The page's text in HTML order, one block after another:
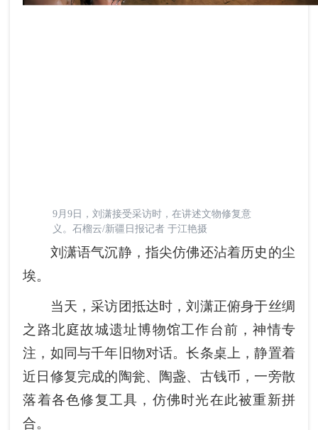
9月9日，刘潇接受采访时，在讲述文物修复意
义。石榴云/新疆日报记者 于江艳摄
刘潇语气沉静，指尖仿佛还沾着历史的尘
埃。
当天，采访团抵达时，刘潇正俯身于丝绸
之路北庭故城遗址博物馆工作台前，神情专
注，如同与千年旧物对话。长条桌上，静置着
近日修复完成的陶瓮、陶盏、古钱币，一旁散
落着各色修复工具，仿佛时光在此被重新拼
合。